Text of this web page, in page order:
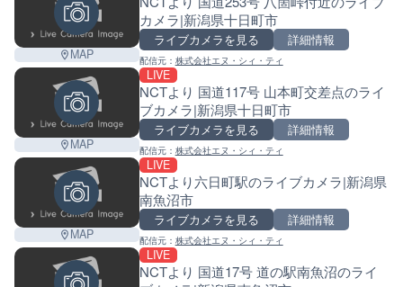
MAP
カメラ|新潟県十日町市
ライブカメラを見る 詳細情報
配信元： 株式会社エヌ・シィ・ティ
MAP
LIVE
NCTより 国道117号 山本町交差点のライ
ブカメラ|新潟県十日町市
ライブカメラを見る 詳細情報
配信元： 株式会社エヌ・シィ・ティ
MAP
LIVE
NCTより六日町駅のライブカメラ|新潟県
南魚沼市
ライブカメラを見る 詳細情報
配信元： 株式会社エヌ・シィ・ティ
LIVE
NCTより 国道17号 道の駅南魚沼のライ